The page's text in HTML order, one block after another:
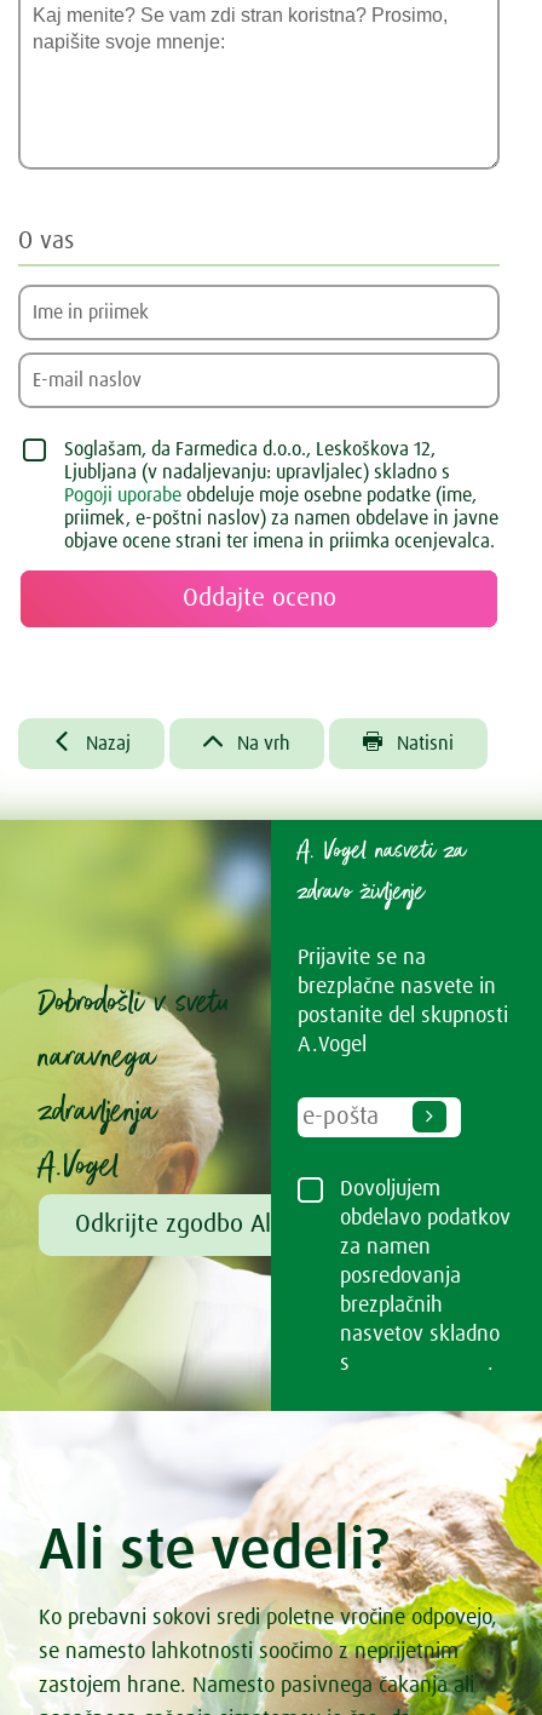
O vas
Soglašam, da Farmedica d.o.o., Leskoškova 12,
Ljubljana (v nadaljevanju: upravljalec) skladno s
Pogoji uporabeobdeluje moje osebne podatke (ime,
priimek, e-poštni naslov) za namen obdelave in javne
objave ocene strani ter imena in priimka ocenjevalca.
 Nazaj  Na vrh  Natisni
Dobrodošli v svetu
naravnega
zdravljenja
A.Vogel
Odkrijte zgodbo Alfreda Vogla
A. Vogel nasveti za
zdravo življenje
Prijavite se na
brezplačne nasvete in
postanite del skupnosti
A.Vogel
Dovoljujem
obdelavo podatkov
za namen
posredovanja
brezplačnih
nasvetov skladno
s
.
Ali ste vedeli?
Ko prebavni sokovi sredi poletne vročine odpovejo,
se namesto lahkotnosti soočimo z neprijetnim
zastojem hrane. Namesto pasivnega čakanja ali